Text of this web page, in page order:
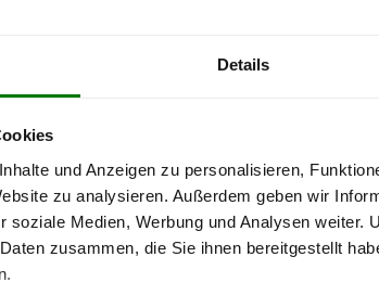
Details
und Anzeigen zu personalisieren,
zu analysieren. Außerdem geben wir
soziale Medien, Werbung und Analysen weiter.
zusammen, die Sie ihnen bereitgestellt
kostenlose